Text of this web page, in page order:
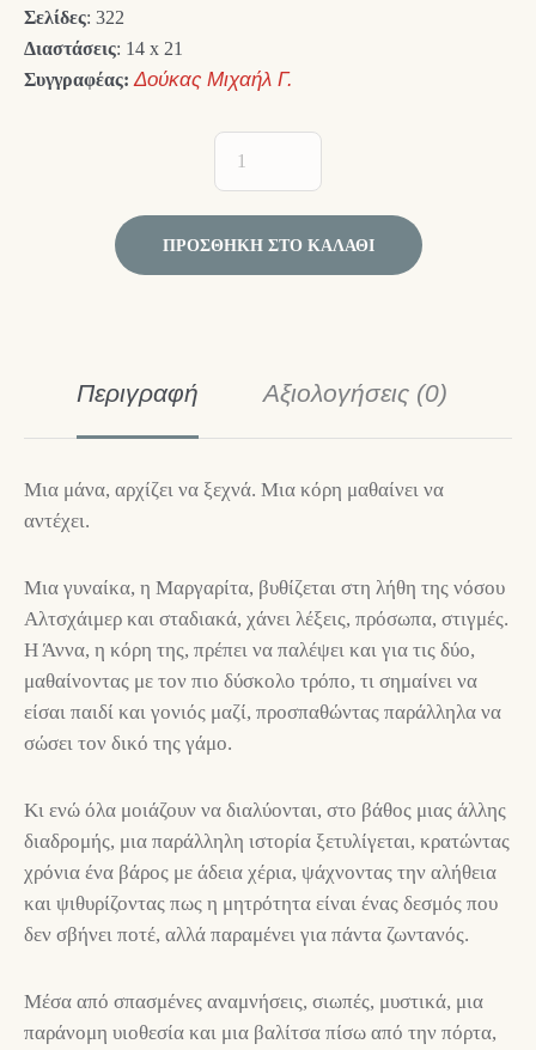
Σελίδες: 322
Διαστάσεις: 14 x 21
Συγγραφέας: Δούκας Μιχαήλ Γ.
ΠΡΟΣΘΉΚΗ ΣΤΟ ΚΑΛΆΘΙ
Περιγραφή Αξιολογήσεις (0)
Μια μάνα, αρχίζει να ξεχνά. Μια κόρη μαθαίνει να
αντέχει.
Μια γυναίκα, η Μαργαρίτα, βυθίζεται στη λήθη της νόσου
Αλτσχάιμερ και σταδιακά, χάνει λέξεις, πρόσωπα, στιγμές.
Η Άννα, η κόρη της, πρέπει να παλέψει και για τις δύο,
μαθαίνοντας με τον πιο δύσκολο τρόπο, τι σημαίνει να
είσαι παιδί και γονιός μαζί, προσπαθώντας παράλληλα να
σώσει τον δικό της γάμο.
Κι ενώ όλα μοιάζουν να διαλύονται, στο βάθος μιας άλλης
διαδρομής, μια παράλληλη ιστορία ξετυλίγεται, κρατώντας
χρόνια ένα βάρος με άδεια χέρια, ψάχνοντας την αλήθεια
και ψιθυρίζοντας πως η μητρότητα είναι ένας δεσμός που
δεν σβήνει ποτέ, αλλά παραμένει για πάντα ζωντανός.
Μέσα από σπασμένες αναμνήσεις, σιωπές, μυστικά, μια
παράνομη υιοθεσία και μια βαλίτσα πίσω από την πόρτα,